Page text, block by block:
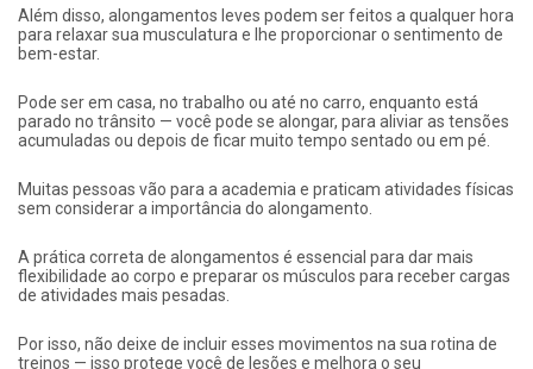
Além disso, alongamentos leves podem ser feitos a qualquer hora
para relaxar sua musculatura e lhe proporcionar o sentimento de
bem-estar.
Pode ser em casa, no trabalho ou até no carro, enquanto está
parado no trânsito — você pode se alongar, para aliviar as tensões
acumuladas ou depois de ficar muito tempo sentado ou em pé.
Muitas pessoas vão para a academia e praticam atividades físicas
sem considerar a importância do alongamento.
A prática correta de alongamentos é essencial para dar mais
flexibilidade ao corpo e preparar os músculos para receber cargas
de atividades mais pesadas.
Por isso, não deixe de incluir esses movimentos na sua rotina de
treinos — isso protege você de lesões e melhora o seu